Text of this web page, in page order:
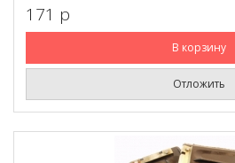
171 p
В корзину
Отложить